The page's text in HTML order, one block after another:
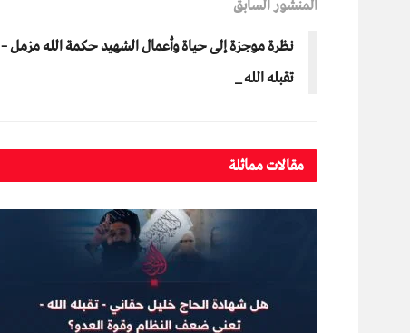
نظرة موجزة إلى حياة وأعمال الشهيد حكمة الله مزمل –
تقبله الله _
مقالات مماثلة